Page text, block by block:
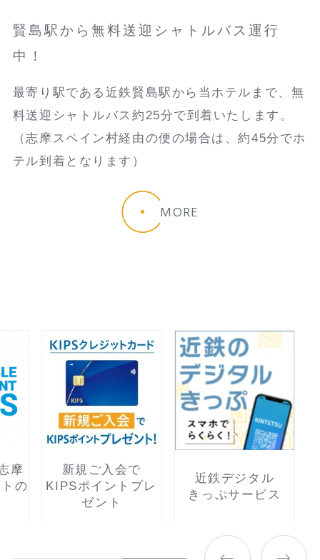
賢島駅から無料送迎シャトルバス運行
中！
最寄り駅である近鉄賢島駅から当ホテルまで、無
料送迎シャトルバス約25分で到着いたします。
（志摩スペイン村経由の便の場合は、約45分でホ
テル到着となります）
MORE
プラスのご案内
都ホテル
オンラインショップ
ギフトチ